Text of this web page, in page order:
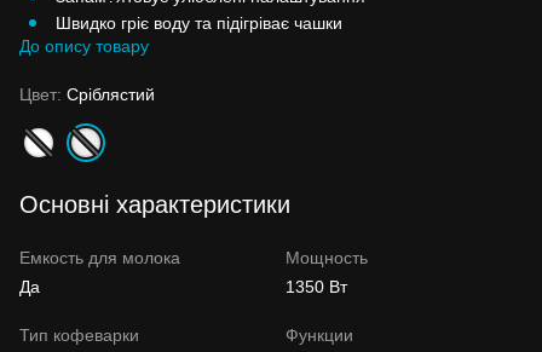
Швидко гріє воду та підігріває чашки
До опису товару
Цвет: Сріблястий
Основні характеристики
Емкость для молока
Да
Мощность
1350 Вт
Тип кофеварки
Функции